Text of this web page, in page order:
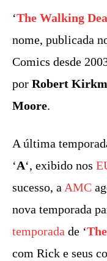
‘The Walking
nome, publicada
Comics desde
por Robert
Moore.
A última
‘A‘, exibido nos
sucesso, a AMC
nova temporada
temporada de ‘
com Rick e seus